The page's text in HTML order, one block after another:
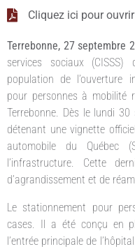
Cliquez ici pour
Terrebonne, 27 septembre
services sociaux
population de l’ouverture
pour personnes à mobilité
Terrebonne. Dès le lundi
détenant une vignette
automobile du Québec
l’infrastructure. Cette
d’agrandissement et de
Le stationnement pour
cases. Il a été conçu en
l’entrée principale de